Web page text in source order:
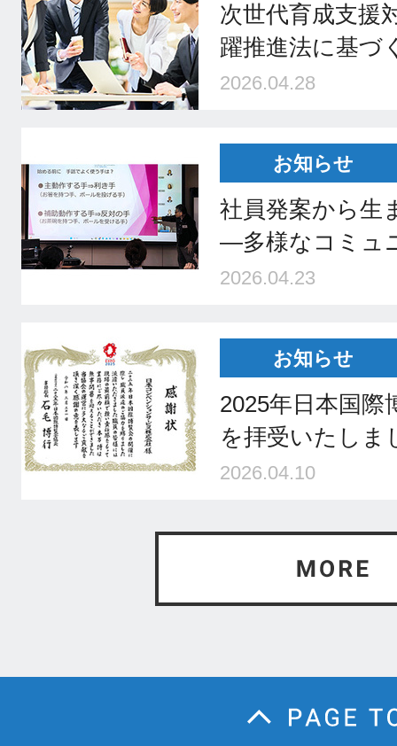
次世代育成支援
躍推進法に基づ
2026.04.28
お知らせ
社員発案から生
―多様なコミュ
2026.04.23
お知らせ
2025年日本国際
を拝受いたしま
2026.04.10